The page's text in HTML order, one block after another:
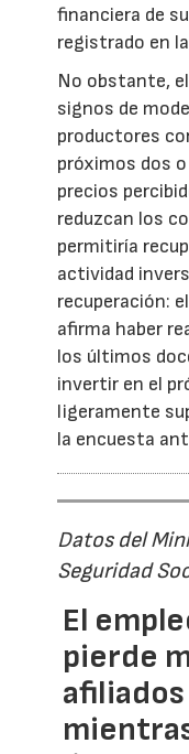
financiera de
registrado en
No obstante,
signos de
productores
próximos dos
precios
reduzcan los
permitiría
actividad
recuperación:
afirma haber
los últimos
invertir en el
ligeramente
la encuesta
Datos del
Seguridad
El
pierde